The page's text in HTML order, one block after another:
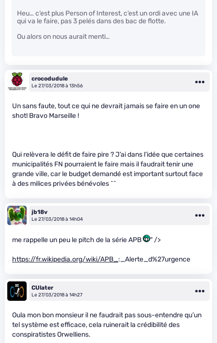
Heu… c’est plus Person of Interest, c’est un ordi avec une IA
qui va le faire, pas 3 pelés dans des bac de flotte.
Ou alors on nous aurait menti…
crocodudule
Le 27/03/2018 à 13h56
Un sans faute, tout ce qui ne devrait jamais se faire en un one
shot! Bravo Marseille !
Qui relèvera le défit de faire pire ? J’ai dans l’idée que certaines
municipalités FN pourraient le faire mais il faudrait tenir une
grande ville, car le budget demandé est important surtout face
à des milices privées bénévoles ^^
jb18v
Le 27/03/2018 à 14h04
me rappelle un peu le pitch de la série APB " />
https://fr.wikipedia.org/wiki/APB_:_Alerte_d%27urgence
CUlater
Le 27/03/2018 à 14h27
Oula mon bon monsieur il ne faudrait pas sous-entendre qu’un
tel système est efficace, cela ruinerait la crédibilité des
conspiratistes Orwelliens.